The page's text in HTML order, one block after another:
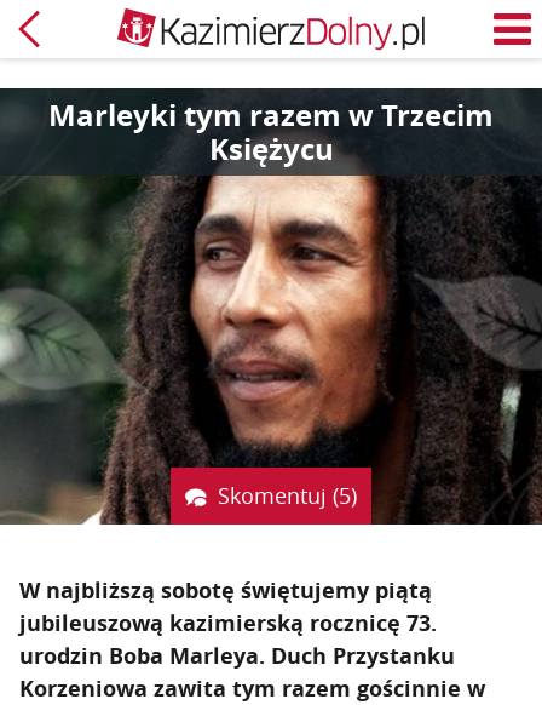
Powrót
Marleyki tym razem w Trzecim
Księżycu
Skomentuj (5)
W najbliższą sobotę świętujemy piątą
jubileuszową kazimierską rocznicę 73.
urodzin Boba Marleya. Duch Przystanku
Korzeniowa zawita tym razem gościnnie w